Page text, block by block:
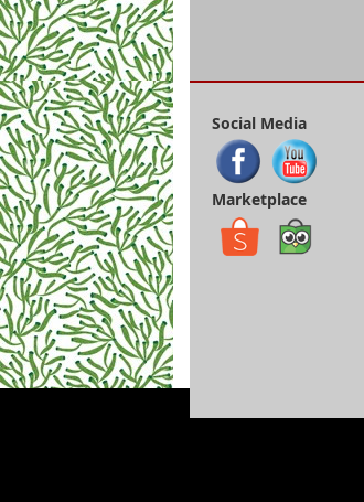
Social Media
Marketplace